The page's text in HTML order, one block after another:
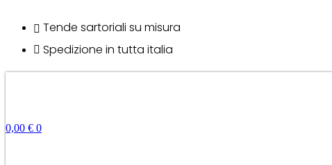
contenuto
Tende sartoriali su misura
Spedizione in tutta italia
0,00 € 0